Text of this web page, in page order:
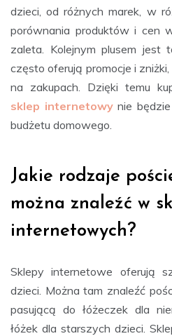
dzieci, od różnych marek, w
porównania produktów i cen
zaleta. Kolejnym plusem jest
często oferują promocje i
na zakupach. Dzięki temu
sklep internetowy nie
budżetu domowego.
Jakie rodzaje
można znaleźć w
internetowych?
Sklepy internetowe oferują
dzieci. Można tam znaleźć
pasującą do łóżeczek dla
łóżek dla starszych dzieci.